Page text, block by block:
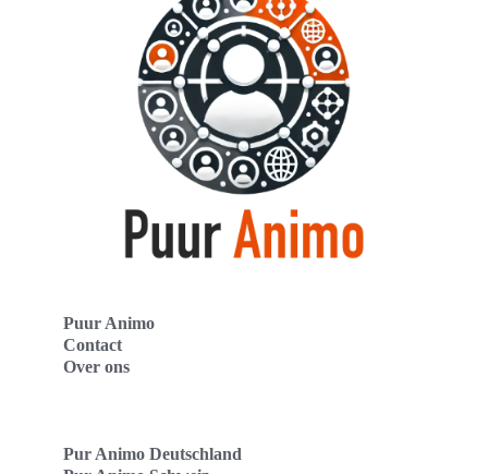
Puur Animo
Contact
Over ons
Pur Animo Deutschland